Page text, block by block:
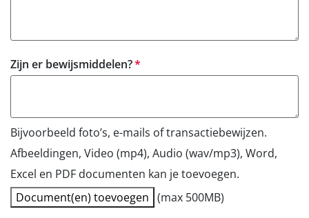
Zijn er bewijsmiddelen?verplicht
Bijvoorbeeld foto’s, e-mails of transactiebewijzen.
Afbeeldingen, Video (mp4), Audio (wav/mp3), Word,
Excel en PDF documenten kan je toevoegen.
Document(en) toevoegen (max 500MB)